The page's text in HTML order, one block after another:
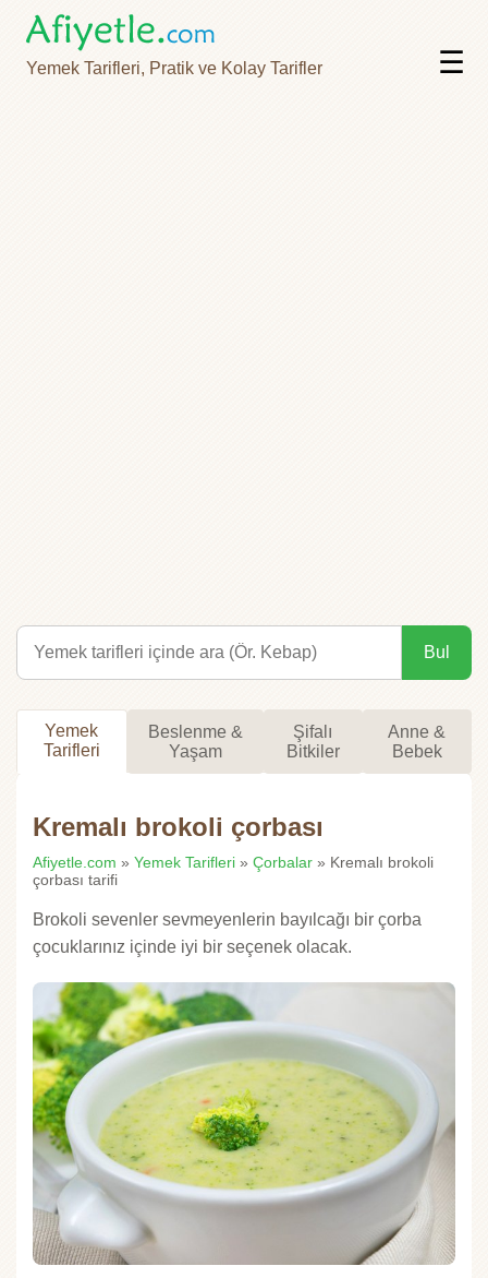
Yemek Tarifleri, Pratik ve Kolay Tarifler ☰
Bul
Yemek
Tarifleri
Beslenme &
Yaşam
Şifalı
Bitkiler
Anne &
Bebek
Kremalı brokoli çorbası
Afiyetle.com » Yemek Tarifleri » Çorbalar » Kremalı brokoli
çorbası tarifi
Brokoli sevenler sevmeyenlerin bayılcağı bir çorba
çocuklarınız içinde iyi bir seçenek olacak.